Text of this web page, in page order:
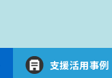
支援活用事例